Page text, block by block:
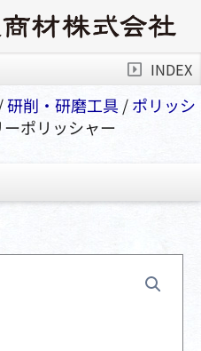
INDEX
研削・研磨⼯具 /ポリッシ
ポリッシャー